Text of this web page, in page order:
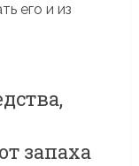
его и из
запаха